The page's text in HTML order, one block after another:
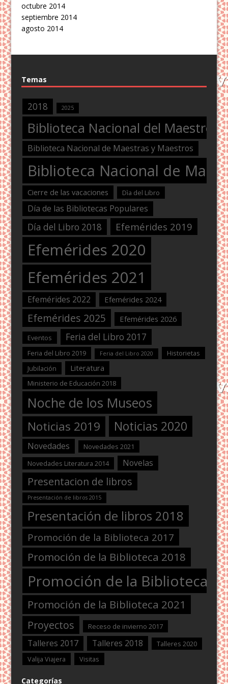
octubre 2014
septiembre 2014
agosto 2014
Temas
2018 2025
Biblioteca Nacional del Maestro
Biblioteca Nacional de Maestras y Maestros
Biblioteca Nacional de
Cierre de las vacaciones Dìa del Libro
Día de las Bibliotecas Populares
Día del Libro 2018 Efemérides 2019
Efemérides 2020
Efemérides 2021
Efemérides 2022 Efemérides 2024
Efemérides 2025 Efemérides 2026
Eventos Feria del Libro 2017
Feria del Libro 2019 Feria del Libro 2020
Historietas
Jubilación
Literatura
Ministerio de Educación 2018
Noche de los Museos
Noticias 2019 Noticias 2020
Novedades
Novedades 2021
Novedades Literatura 2014
Novelas
Presentacion de libros
Presentación de libros 2015
Presentación de libros 2018
Promoción de la Biblioteca 2017
Promoción de la Biblioteca 2018
Promoción de la Biblioteca
Promoción de la Biblioteca 2021
Proyectos Receso de invierno 2017
Talleres 2017 Talleres 2018
Talleres 2020
Valija Viajera
Visitas
Categorías